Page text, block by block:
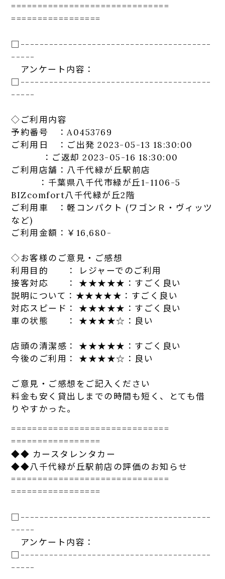
==============================
=================
□----------------------------------------
-----
アンケート 内容：
□----------------------------------------
-----
◇ご利用内容
予約番号 ：A0453769
ご利用日 ：ご出発 2023-05-13 18:30:00
：ご返却 2023-05-16 18:30:00
ご利用店舗：八千代緑が丘駅前店
：千葉県八千代市緑が丘1-1106-5
BIZcomfort八千代緑が丘2階
ご利用車 ：軽コンパクト (ワゴンＲ・ヴィッツ
など)
ご利用金額：￥16,680-
◇お客様のご意見・ご感想
利用目的 ： レジャーでのご利用
接客対応 ： ★★★★★： す ごく良い
説明について：★★★★★： すごく良い
対応スピード： ★★★★★： す ごく良い
車の状態 ： ★★★★☆：良い
店頭の清潔感： ★★★★★： す ごく良い
今後のご利用： ★★★★☆：良い
ご意見・ご感想をご記入ください
料金も安く貸出しまでの時間も短く、とても借
りやすかっ た。
==============================
=================
◆◆ カー スタ レンタカ ー
◆◆八千代緑が丘駅前店の評価のお知らせ
==============================
=================
□----------------------------------------
-----
アンケート 内容：
□----------------------------------------
-----